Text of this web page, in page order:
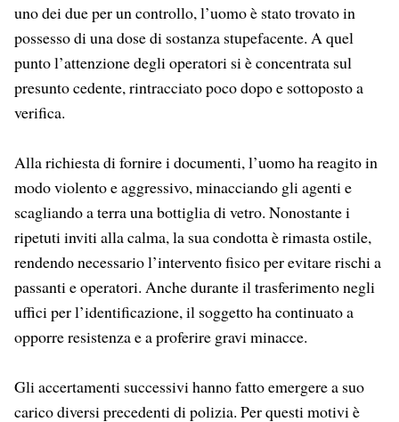
uno dei due per un controllo, l’uomo è stato trovato in
possesso di una dose di sostanza stupefacente. A quel
punto l’attenzione degli operatori si è concentrata sul
presunto cedente, rintracciato poco dopo e sottoposto a
verifica.
Alla richiesta di fornire i documenti, l’uomo ha reagito in
modo violento e aggressivo, minacciando gli agenti e
scagliando a terra una bottiglia di vetro. Nonostante i
ripetuti inviti alla calma, la sua condotta è rimasta ostile,
rendendo necessario l’intervento fisico per evitare rischi a
passanti e operatori. Anche durante il trasferimento negli
uffici per l’identificazione, il soggetto ha continuato a
opporre resistenza e a proferire gravi minacce.
Gli accertamenti successivi hanno fatto emergere a suo
carico diversi precedenti di polizia. Per questi motivi è